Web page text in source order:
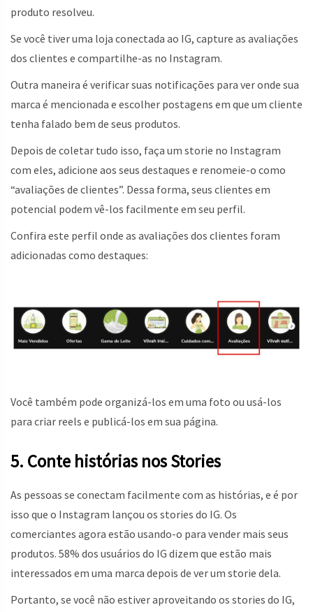
produto resolveu.
Se você tiver uma loja conectada ao IG, capture as avaliações
dos clientes e compartilhe-as no Instagram.
Outra maneira é verificar suas notificações para ver onde sua
marca é mencionada e escolher postagens em que um cliente
tenha falado bem de seus produtos.
Depois de coletar tudo isso, faça um storie no Instagram
com eles, adicione aos seus destaques e renomeie-o como
“avaliações de clientes”. Dessa forma, seus clientes em
potencial podem vê-los facilmente em seu perfil.
Confira este perfil onde as avaliações dos clientes foram
adicionadas como destaques:
Você também pode organizá-los em uma foto ou usá-los
para criar reels e publicá-los em sua página.
5. Conte histórias nos Stories
As pessoas se conectam facilmente com as histórias, e é por
isso que o Instagram lançou os stories do IG. Os
comerciantes agora estão usando-o para vender mais seus
produtos. 58% dos usuários do IG dizem que estão mais
interessados ​​em uma marca depois de ver um storie dela.
Portanto, se você não estiver aproveitando os stories do IG,